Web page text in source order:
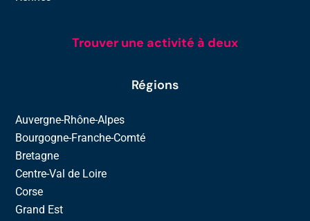
Trouver une activité à deux
Régions
Auvergne-Rhône-Alpes
Bourgogne-Franche-Comté
Bretagne
Centre-Val de Loire
Corse
Grand Est